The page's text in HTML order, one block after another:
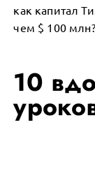
как капитал
чем $ 100
10